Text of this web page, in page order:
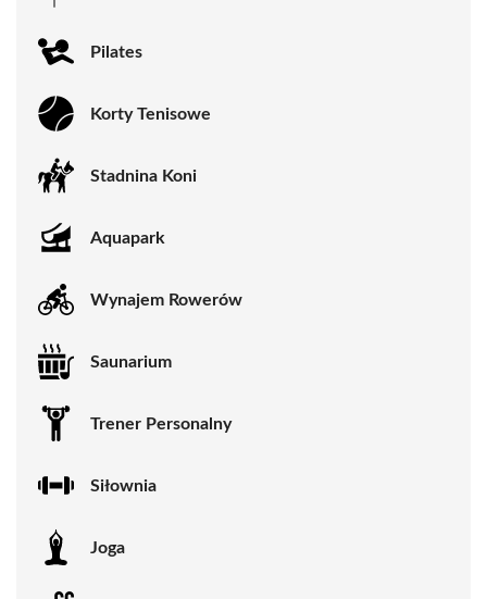
Pilates
Korty Tenisowe
Stadnina Koni
Aquapark
Wynajem Rowerów
Saunarium
Trener Personalny
Siłownia
Joga